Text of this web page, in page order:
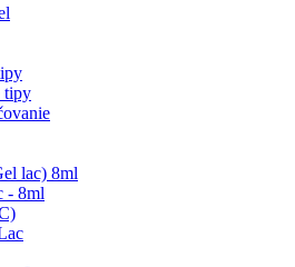
tipy
lac) 8ml
- 8ml